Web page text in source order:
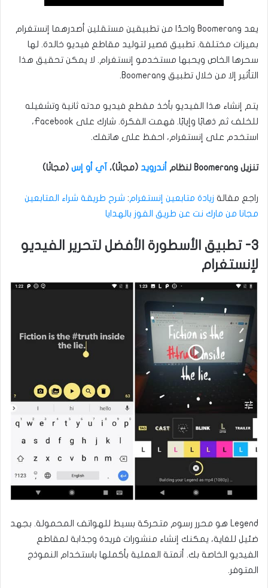
يعد Boomerang واحدًا من تطبيقين مستقلين أصدرهما إنستغرام
بميزات مختلفة. تطبيق قصير لتوليد مقاطع فيديو خالدة. لها
سحرها الخاص ويحبها مستخدمو إنستغرام. لا يمكن تحقيق هذا
التأثير إلا من خلال تطبيق Boomerang.
يتم إنشاء هذا الفيديو بأخذ مقطع فيديو مدته ثانية وتشغيله
للخلف ثم ذهابًا وإيابًا. فهمت الفكرة. شارك على Facebook،
استخدم على إنستغرام، احفظ على هاتفك.
تنزيل Boomerang لنظام أندرويد (مجانًا)، آي أو إس (مجانًا)
راجع مقالة زيادة متابعين إنستغرام : شرح طريقة شراء المتابعين
مجانا من مارك نت عن طريق الفوز بالهدايا
3- تطبيق الأسطورة الأفضل لتحرير الفيديو
لإنستغرام
Legend هو محرر رسوم متحركة بسيط للهواتف المحمولة. بجهد
ضئيل للغاية، يمكنك إنشاء منشورات فريدة وجذابة لمقاطع
الفيديو الخاصة بك. أتمتة العملية بأكملها باستخدام النموذج
المتوفر.